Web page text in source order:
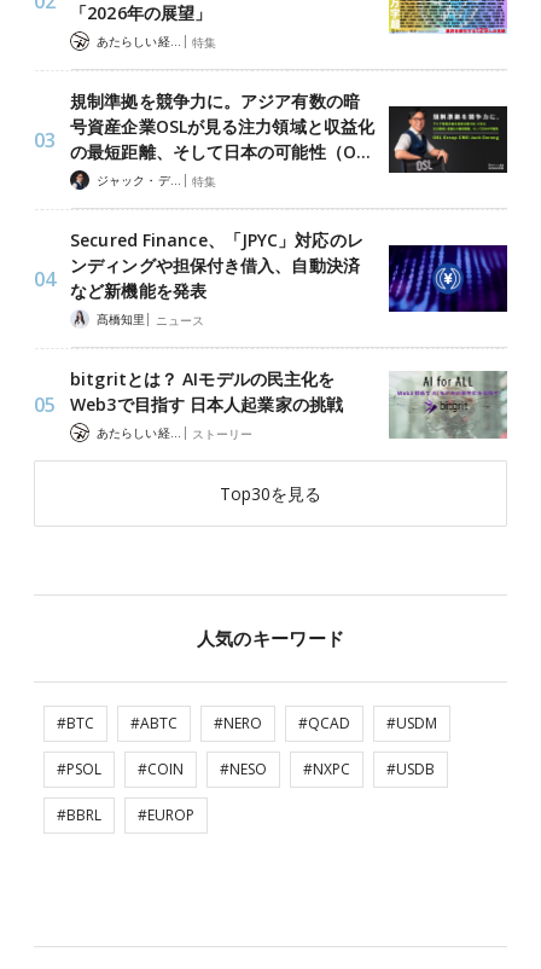
「2026年の展望」
あたらしい経済 編集部 | 特集
規制準拠を競争力に。アジア有数の暗
号資産企業OSLが見る注力領域と収益化
の最短距離、そして日本の可能性（O…
ジャック・デロン（Jack Derong） | 特集
Secured Finance、「JPYC」対応のレ
ンディングや担保付き借入、自動決済
など新機能を発表
髙橋知里 | ニュース
bitgritとは？ AIモデルの民主化を
Web3で目指す 日本人起業家の挑戦
あたらしい経済 編集部 | ストーリー
Top30を見る
人気のキーワード
#BTC #ABTC #NERO #QCAD #USDM
#PSOL #COIN #NESO #NXPC #USDB
#BBRL #EUROP